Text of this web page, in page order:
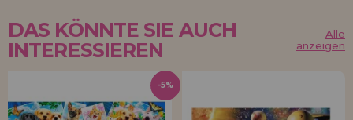
DAS KÖNNTE SIE AUCH
INTERESSIEREN
Alle
anzeigen
-5%